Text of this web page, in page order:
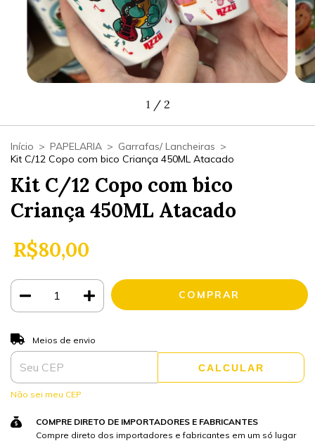
1 / 2
Início > PAPELARIA > Garrafas/ Lancheiras >
Kit C/12 Copo com bico Criança 450ML Atacado
Kit C/12 Copo com bico
Criança 450ML Atacado
R$80,00
Entregas para o CEP:
Meios de envio
CALCULAR
Não sei meu CEP
COMPRE DIRETO DE IMPORTADORES E FABRICANTES
Compre direto dos importadores e fabricantes em um só lugar